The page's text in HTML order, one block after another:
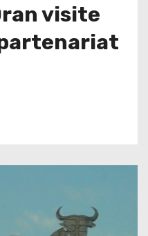
visite